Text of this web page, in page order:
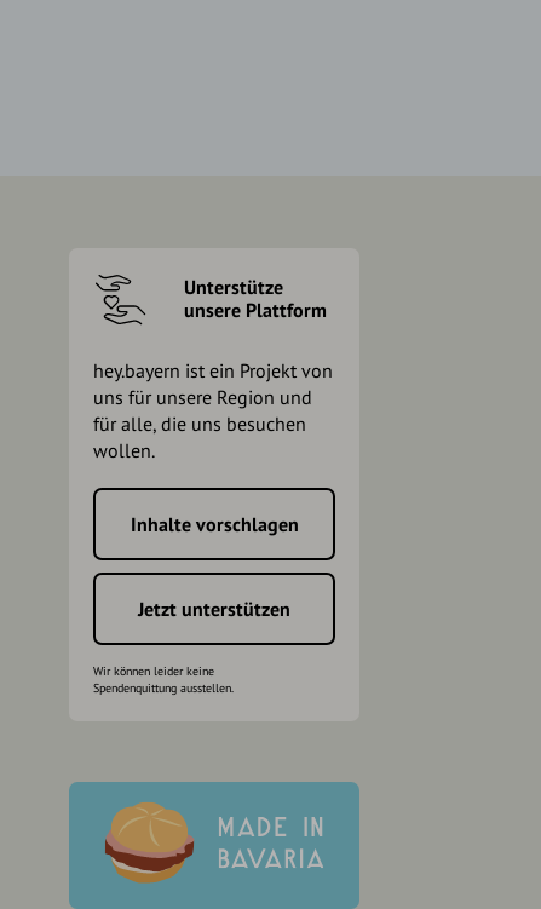
Unterstütze
unsere Plattform
hey.bayern ist ein Projekt von
uns für unsere Region und
für alle, die uns besuchen
wollen.
Inhalte vorschlagen
Jetzt unterstützen
Wir können leider keine
Spendenquittung ausstellen.